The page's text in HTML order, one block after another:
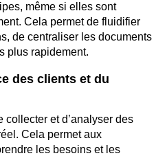
même si elles sont
Cela permet de fluidifier
de centraliser les documents
plus rapidement.
des clients et du
collecter et d’analyser des
Cela permet aux
les besoins et les